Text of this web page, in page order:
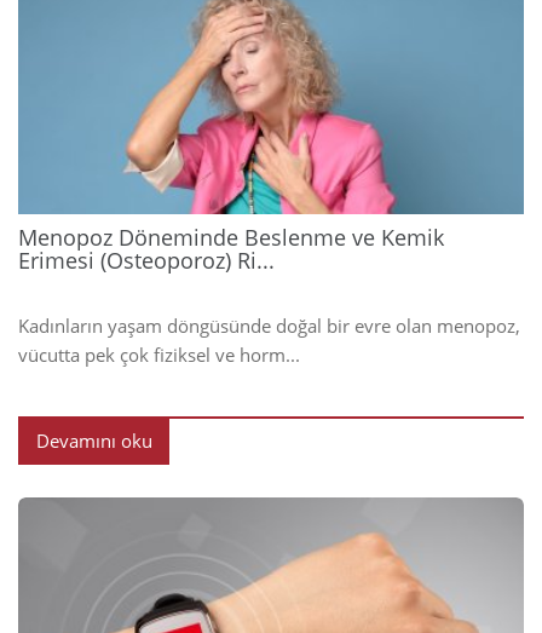
Menopoz Döneminde Beslenme ve Kemik
Erimesi (Osteoporoz) Ri...
Kadınların yaşam döngüsünde doğal bir evre olan menopoz,
vücutta pek çok fiziksel ve horm...
Devamını oku